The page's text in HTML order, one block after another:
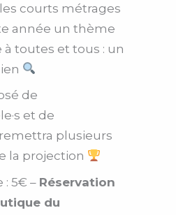
courts métrages
année un thème
toutes et tous : un
de
et de
remettra plusieurs
la projection
5€ – Réservation
du